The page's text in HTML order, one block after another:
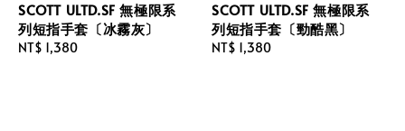
SCOTT ULTD.SF 無極限系
列短指手套〔冰霧灰〕
Regular
NT$ 1,380
SCOTT ULTD.SF 無極限系
列短指手套〔勁酷黑〕
Regular
NT$ 1,380